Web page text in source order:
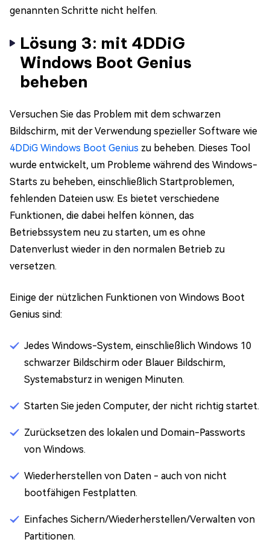
genannten Schritte nicht helfen.
Lösung 3: mit 4DDiG
Windows Boot Genius
beheben
Versuchen Sie das Problem mit dem schwarzen
Bildschirm, mit der Verwendung spezieller Software wie
4DDiG Windows Boot Genius zu beheben. Dieses Tool
wurde entwickelt, um Probleme während des Windows-
Starts zu beheben, einschließlich Startproblemen,
fehlenden Dateien usw. Es bietet verschiedene
Funktionen, die dabei helfen können, das
Betriebssystem neu zu starten, um es ohne
Datenverlust wieder in den normalen Betrieb zu
versetzen.
Einige der nützlichen Funktionen von Windows Boot
Genius sind:
Jedes Windows-System, einschließlich Windows 10
schwarzer Bildschirm oder Blauer Bildschirm,
Systemabsturz in wenigen Minuten.
Starten Sie jeden Computer, der nicht richtig startet.
Zurücksetzen des lokalen und Domain-Passworts
von Windows.
Wiederherstellen von Daten - auch von nicht
bootfähigen Festplatten.
Einfaches Sichern/Wiederherstellen/Verwalten von
Partitionen.